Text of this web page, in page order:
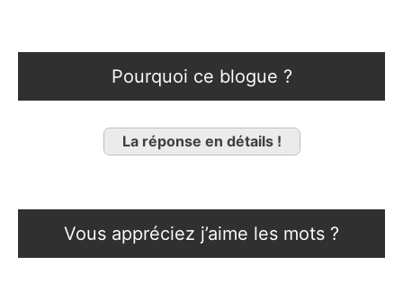
Pourquoi ce blogue ?
La réponse en détails !
Vous appréciez j’aime les mots ?